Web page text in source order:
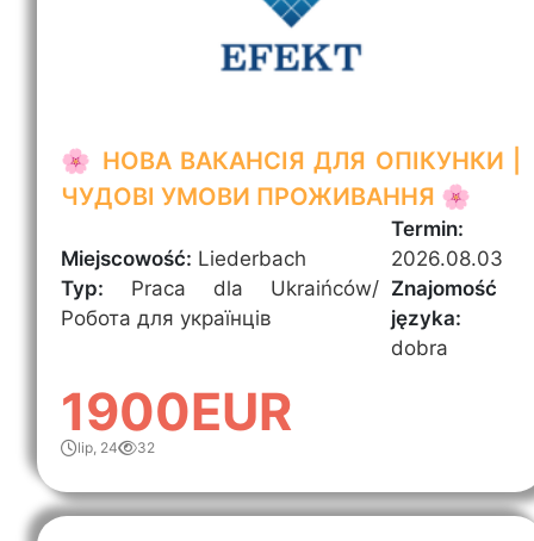
🌸 НОВА ВАКАНСІЯ ДЛЯ ОПІКУНКИ |
ЧУДОВІ УМОВИ ПРОЖИВАННЯ 🌸
Miejscowość: Liederbach
Typ:
Praca dla Ukraińców/
Робота для українців
Termin:
2026.08.03
Znajomość
języka:
dobra
1900EUR
lip, 24 32